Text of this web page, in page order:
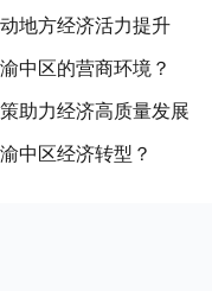
地方经济活力提升
中区的营商环境？
助力经济高质量发展
中区经济转型？